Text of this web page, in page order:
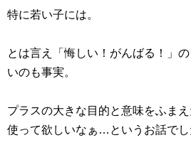
特に若い子には。
とは言え「悔しい！がんばる！」
いのも事実。
プラスの大きな目的と意味をふま
使って欲しいなぁ…というお話でし